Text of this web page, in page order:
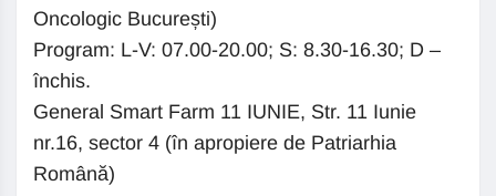
Oncologic București)
Program: L-V: 07.00-20.00; S: 8.30-16.30; D –
închis.
General Smart Farm 11 IUNIE, Str. 11 Iunie
nr.16, sector 4 (în apropiere de Patriarhia
Română)